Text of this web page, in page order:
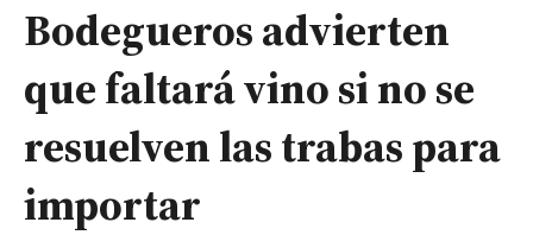
Bodegueros advierten
que faltará vino si no se
resuelven las trabas para
importar